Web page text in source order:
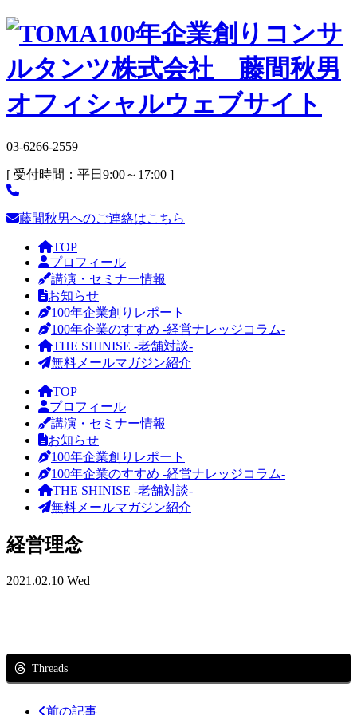
03-6266-2559
[ 受付時間：平日9:00～17:00 ]
藤間秋男へのご連絡はこちら
TOP
プロフィール
講演・セミナー情報
お知らせ
100年企業創りレポート
100年企業のすすめ -経営ナレッジコラム-
THE SHINISE -老舗対談-
無料メールマガジン紹介
TOP
プロフィール
講演・セミナー情報
お知らせ
100年企業創りレポート
100年企業のすすめ -経営ナレッジコラム-
THE SHINISE -老舗対談-
無料メールマガジン紹介
経営理念
2021.02.10 Wed
Threads
前の記事